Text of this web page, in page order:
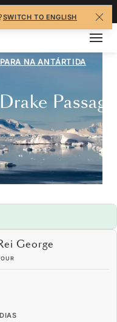
SWITCH TO ENGLISH
NA ANTÁRTIDA
Passage
George